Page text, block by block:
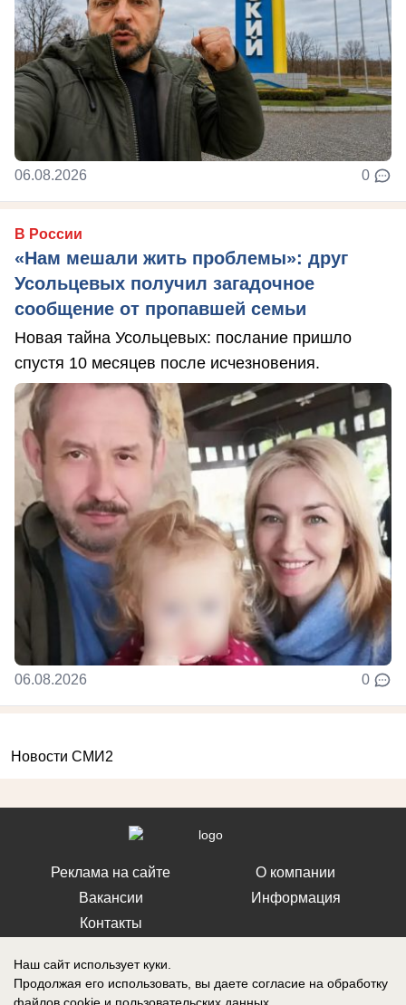
06.08.2026 0
В России
«Нам мешали жить проблемы»: друг
Усольцевых получил загадочное
сообщение от пропавшей семьи
Новая тайна Усольцевых: послание пришло
спустя 10 месяцев после исчезновения.
06.08.2026 0
Новости СМИ2
Реклама на сайте
Вакансии
Контакты
О компании
Информация
Наш сайт использует куки.
Продолжая его использовать, вы даете согласие на обработку